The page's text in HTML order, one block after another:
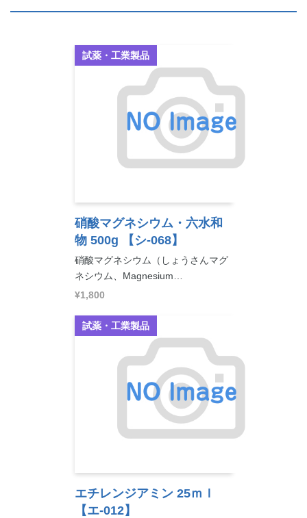
試薬・工業製品
硝酸マグネシウム・六水和
物 500g 【シ-068】
硝酸マグネシウム（しょうさんマグ
ネシウム、Magnesium…
¥1,800
試薬・工業製品
エチレンジアミン 25ｍｌ
【エ-012】